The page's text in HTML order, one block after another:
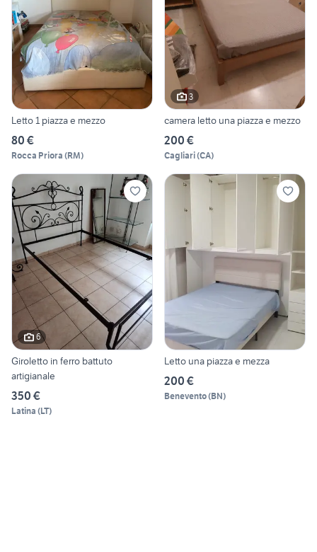
Letto 1 piazza e mezzo
80 €
Rocca Priora (RM)
3
camera letto una piazza e mezzo
200 €
Cagliari(CA)
6
Giroletto in ferro battuto
artigianale
350 €
Latina (LT)
Letto una piazza e mezza
200 €
Benevento(BN)